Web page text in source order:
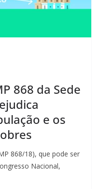
868 da Sede
e os
868/18), que pode ser
Nacional,